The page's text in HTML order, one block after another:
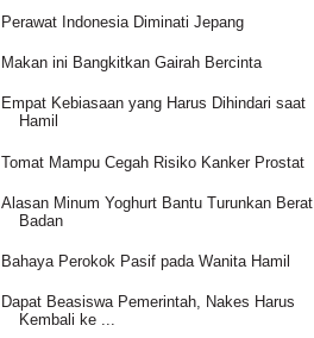
Perawat Indonesia Diminati Jepang
Makan ini Bangkitkan Gairah Bercinta
Empat Kebiasaan yang Harus Dihindari saat
Hamil
Tomat Mampu Cegah Risiko Kanker Prostat
Alasan Minum Yoghurt Bantu Turunkan Berat
Badan
Bahaya Perokok Pasif pada Wanita Hamil
Dapat Beasiswa Pemerintah, Nakes Harus
Kembali ke ...